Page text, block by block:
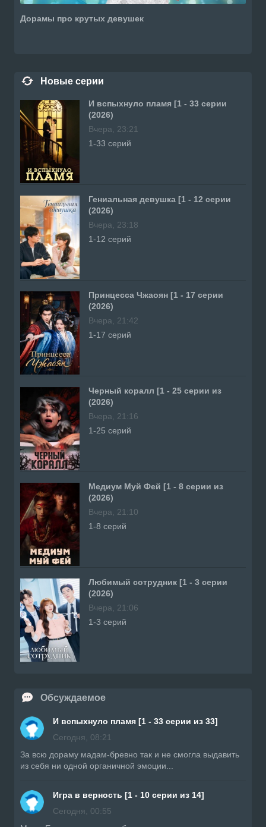
Дорамы про крутых девушек
Новые серии
И вспыхнуло пламя [1 - 33 серии
(2026)
Вчера, 23:21
1-33 серий
Гениальная девушка [1 - 12 серии
(2026)
Вчера, 23:18
1-12 серий
Принцесса Чжаоян [1 - 17 серии
(2026)
Вчера, 21:42
1-17 серий
Черный коралл [1 - 25 серии из
(2026)
Вчера, 21:16
1-25 серий
Медиум Муй Фей [1 - 8 серии из
(2026)
Вчера, 21:10
1-8 серий
Любимый сотрудник [1 - 3 серии
(2026)
Вчера, 21:06
1-3 серий
Обсуждаемое
И вспыхнуло пламя [1 - 33 серии из 33]
Сегодня, 08:21
За всю дораму мадам-бревно так и не смогла выдавить
из себя ни одной органичной эмоции...
Игра в верность [1 - 10 серии из 14]
Сегодня, 00:55